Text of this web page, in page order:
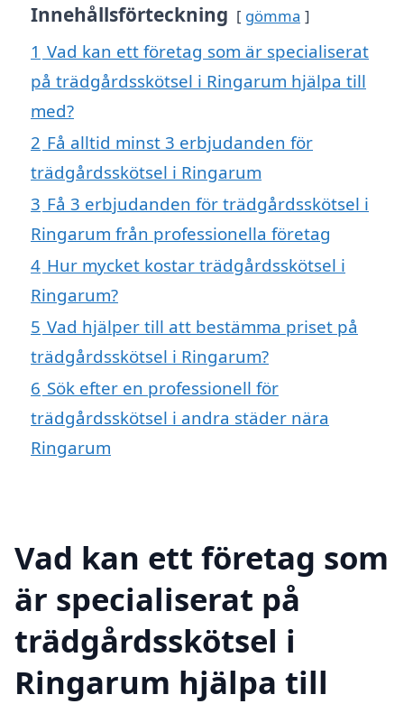
Innehållsförteckning gömma
1 Vad kan ett företag som är specialiserat
på trädgårdsskötsel i Ringarum hjälpa till
med?
2 Få alltid minst 3 erbjudanden för
trädgårdsskötsel i Ringarum
3 Få 3 erbjudanden för trädgårdsskötsel i
Ringarum från professionella företag
4 Hur mycket kostar trädgårdsskötsel i
Ringarum?
5 Vad hjälper till att bestämma priset på
trädgårdsskötsel i Ringarum?
6 Sök efter en professionell för
trädgårdsskötsel i andra städer nära
Ringarum
Vad kan ett företag som
är specialiserat på
trädgårdsskötsel i
Ringarum hjälpa till